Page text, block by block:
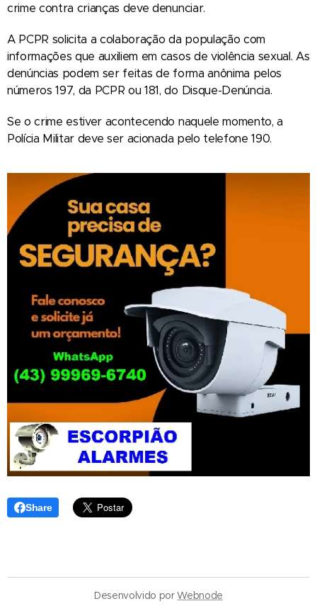
crime contra crianças deve denunciar.
A PCPR solicita a colaboração da população com
informações que auxiliem em casos de violência sexual. As
denúncias podem ser feitas de forma anônima pelos
números 197, da PCPR ou 181, do Disque-Denúncia.
Se o crime estiver acontecendo naquele momento, a
Polícia Militar deve ser acionada pelo telefone 190.
Share
Desenvolvido porWebnode